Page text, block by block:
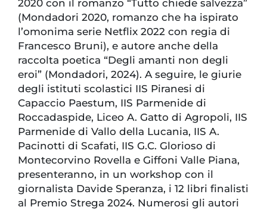
2020 con il romanzo “Tutto chiede salvezza”
(Mondadori 2020, romanzo che ha ispirato
l’omonima serie Netflix 2022 con regia di
Francesco Bruni), e autore anche della
raccolta poetica “Degli amanti non degli
eroi” (Mondadori, 2024). A seguire, le giurie
degli istituti scolastici IIS Piranesi di
Capaccio Paestum, IIS Parmenide di
Roccadaspide, Liceo A. Gatto di Agropoli, IIS
Parmenide di Vallo della Lucania, IIS A.
Pacinotti di Scafati, IIS G.C. Glorioso di
Montecorvino Rovella e Giffoni Valle Piana,
presenteranno, in un workshop con il
giornalista Davide Speranza, i 12 libri finalisti
al Premio Strega 2024. Numerosi gli autori